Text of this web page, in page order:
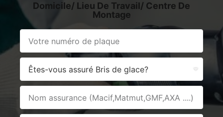
Domicile/ Lieu De Travail/ Centre De
Montage